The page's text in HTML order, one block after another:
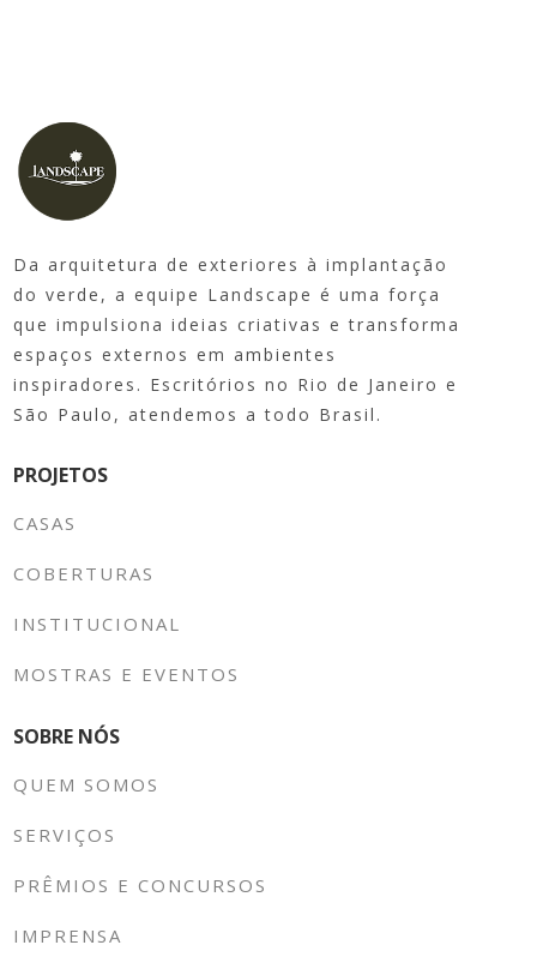
Da arquitetura de exteriores à implantação
do verde, a equipe Landscape é uma força
que impulsiona ideias criativas e transforma
espaços externos em ambientes
inspiradores. Escritórios no Rio de Janeiro e
São Paulo, atendemos a todo Brasil.
PROJETOS
CASAS
COBERTURAS
INSTITUCIONAL
MOSTRAS E EVENTOS
SOBRE NÓS
QUEM SOMOS
SERVIÇOS
PRÊMIOS E CONCURSOS
IMPRENSA